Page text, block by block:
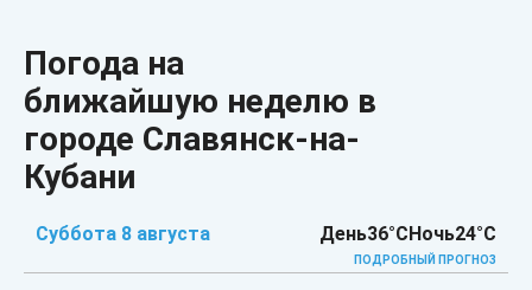
Погода на
ближайшую неделю в
городе Славянск-на-
Кубани
Суббота 8 августа День36°CНочь24°C
ПОДРОБНЫЙ ПРОГНОЗ